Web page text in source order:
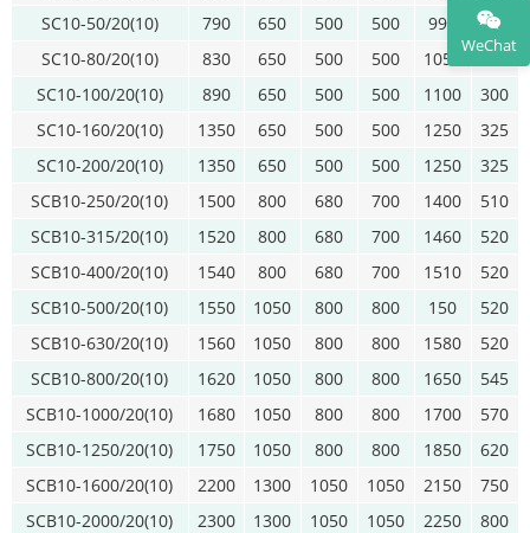
SC10-50/20(10)
790 650 500 500 990
275
SC10-80/20(10)
830 650 500 500 1050
285
SC10-100/20(10)
890 650 500 500 1100
300
SC10-160/20(10)
1350 650 500 500 1250
325
SC10-200/20(10)
1350 650 500 500 1250
325
SCB10-250/20(10)
1500 800 680 700 1400
510
SCB10-315/20(10)
1520 800 680 700 1460
520
SCB10-400/20(10)
1540 800 680 700 1510
520
SCB10-500/20(10)
1550 1050 800 800 150
520
SCB10-630/20(10)
1560 1050 800 800 1580
520
SCB10-800/20(10)
1620 1050 800 800 1650
545
SCB10-1000/20(10)
1680 1050 800 800 1700
570
SCB10-1250/20(10)
1750 1050 800 800 1850
620
SCB10-1600/20(10)
2200 1300 1050 1050 2150
750
SCB10-2000/20(10)
2300 1300 1050 1050 2250
800
WeChat